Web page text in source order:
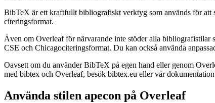
BibTeX är ett kraftfullt bibliografiskt verktyg som används för
citeringsformat.
Även om Overleaf för närvarande inte stöder alla
CSE och Chicagociteringsformat. Du kan också använda
Oavsett om du använder BibTeX på egen hand eller genom
med bibtex och Overleaf, besök bibtex.eu eller vår
Använda stilen apecon på Overleaf